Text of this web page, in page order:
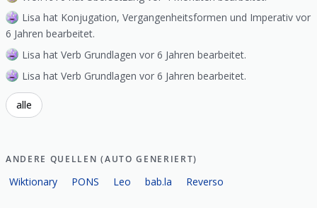
Lisa hat Konjugation, Vergangenheitsformen und Imperativ vor
6 Jahren bearbeitet.
Lisa hat Verb Grundlagen vor 6 Jahren bearbeitet.
Lisa hat Verb Grundlagen vor 6 Jahren bearbeitet.
alle
ANDERE QUELLEN (AUTO GENERIERT)
Wiktionary PONS Leo bab.la Reverso